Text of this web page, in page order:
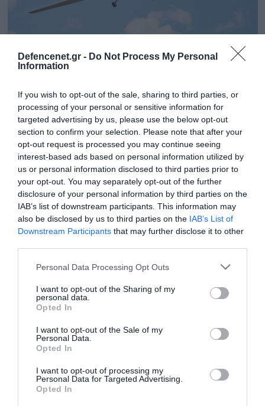
Defencenet.gr - Do Not Process My Personal
Information
If you wish to opt-out of the sale, sharing to third parties, or
processing of your personal or sensitive information for
targeted advertising by us, please use the below opt-out
section to confirm your selection. Please note that after your
opt-out request is processed you may continue seeing
interest-based ads based on personal information utilized by
us or personal information disclosed to third parties prior to
your opt-out. You may separately opt-out of the further
disclosure of your personal information by third parties on the
IAB’s list of downstream participants. This information may
also be disclosed by us to third parties on the IAB’s List of
Downstream Participants that may further disclose it to other
Please note that this website/app uses one or more Google
not limited to your visit or usage behaviour. You may click to
grant or deny consent to Google and its third-party tags to
use your data for below specified purposes in below Google
consent section.
Personal Data Processing Opt Outs
I want to opt-out of the Sharing of my
personal data.
Opted In
I want to opt-out of the Sale of my
Personal Data.
Opted In
I want to opt-out of processing my
Personal Data for Targeted Advertising.
Opted In
05.02.2024 | 00:02
Milkor 380: Πρόταση για εξοπλισμένα UAV
από τη Νότια Αφρική
Μπορεί να φέρει μεγάλη ποικιλία οπλισμού
Νότια Αφρική: Τρεις νεκροί σε άσκηση του
Ναυτικού της χώρας
Παρασύρθηκαν από κύμα ενώ βρίσκονταν στο
κατάστρωμα υποβρυχίου